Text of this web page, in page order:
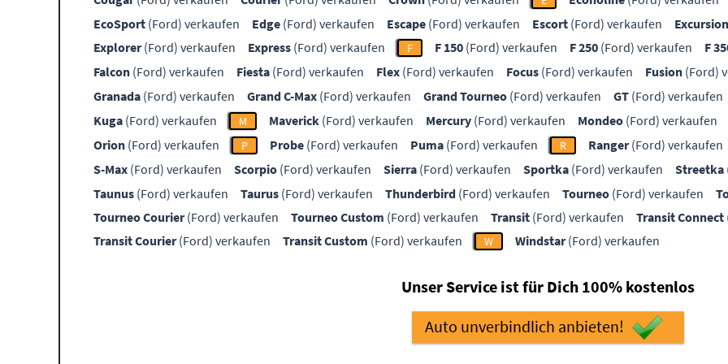
EcoSport (Ford) verkaufen Edge (Ford) verkaufen Escape (Ford) verkaufen Escort (Ford) verkaufen
Excursion
Explorer(Ford) verkaufen Express (Ford) verkaufen F F 150 (Ford) verkaufen F 250 (Ford) verkaufen
F
Falcon (Ford) verkaufen Fiesta (Ford) verkaufen Flex (Ford) verkaufen Focus (Ford) verkaufen Fusion (Ford)
Granada (Ford) verkaufen Grand C-Max (Ford) verkaufen Grand Tourneo (Ford) verkaufen GT (Ford) verkaufen
Kuga (Ford) verkaufen M Maverick (Ford) verkaufen Mercury (Ford) verkaufen Mondeo (Ford) verkaufen
Orion (Ford) verkaufen P Probe (Ford) verkaufen Puma (Ford) verkaufen R Ranger(Ford) verkaufen
S-Max (Ford) verkaufen Scorpio (Ford) verkaufen Sierra (Ford) verkaufen Sportka (Ford) verkaufen Streetka
Taunus (Ford) verkaufen Taurus (Ford) verkaufen Thunderbird (Ford) verkaufen Tourneo (Ford) verkaufen
Tourneo Courier(Ford) verkaufen Tourneo Custom (Ford) verkaufen Transit (Ford) verkaufen Transit Connect
Transit Courier(Ford) verkaufen Transit Custom (Ford) verkaufen W Windstar(Ford) verkaufen
Unser Service ist für Dich 100% kostenlos
Auto unverbindlich anbieten!